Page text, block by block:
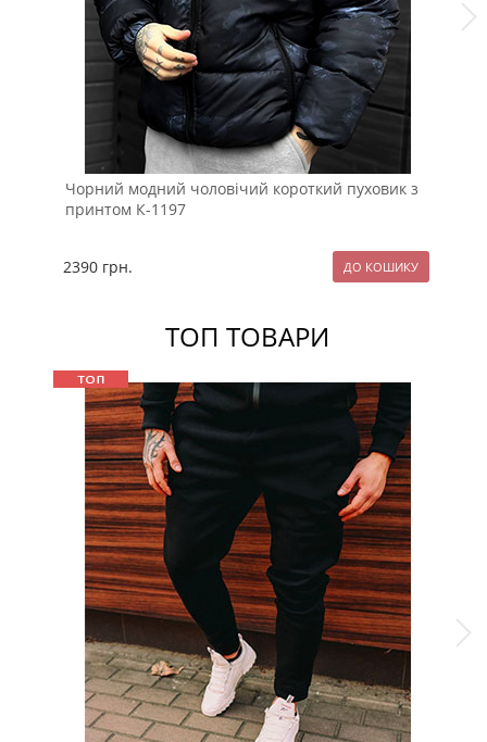
Чорний модний чоловічий короткий пуховик з
принтом К-1197
2390 грн.
ТОП ТОВАРИ